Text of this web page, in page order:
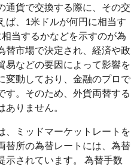
通貨で交換する際に、その交
ば、1米ドルが何円に相当す
当するかなどを示すのが為
替市場で決定され、経済や政
易などの要因によって影響を
変動しており、金融のプロで
す。そのため、外貨両替する
りません。
、ミッドマーケットレートを
替所の為替レートには、為替
示されています。 為替手数